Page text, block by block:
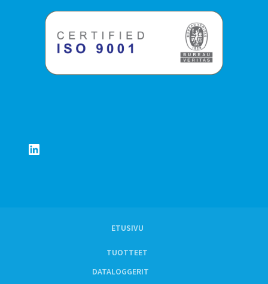
LinkedIn
ETUSIVU
TUOTTEET
DATALOGGERIT